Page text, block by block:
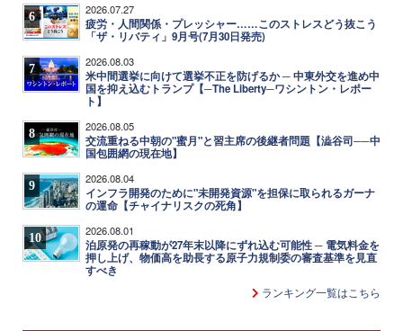
6 2026.07.27
疲労・人間関係・プレッシャー……このストレスどう抜こう
「ザ・リバティ」9月号(7月30日発売)
7 2026.08.03
米中間選挙に向けて選挙不正を防げるか ─ 中東外交を進め中
国を抑え込むトランプ【─The Liberty─ワシントン・レポー
ト】
8 2026.08.05
交流重ねる中朝の"蜜月"と習主席の後継者問題【澁谷司──中
国包囲網の現在地】
9 2026.08.04
インフラ開発のために"未開発資源"を担保に取られるガーナ
の運命【チャイナリスクの死角】
10 2026.08.01
泊原発の再稼動が27年末以降にずれ込む可能性 ─ 電気料金を
押し上げ、物価高を助長する原子力規制委の審査基準を見直
すべき
ランキング一覧はこちら